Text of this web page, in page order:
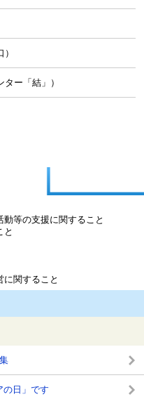
ー「結」）
動等の支援に関すること
と
に関すること
の日」です